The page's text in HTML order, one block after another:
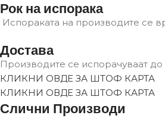
Рок на испорака
Испораката на производите се
Достава
Производите се испорачуваат до
КЛИКНИ ОВДЕ ЗА ШТОФ КАРТА
КЛИКНИ ОВДЕ ЗА ШТОФ КАРТА
Слични Производи